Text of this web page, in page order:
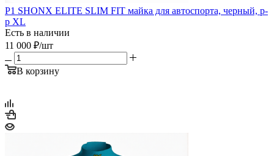
P1 SHONX ELITE SLIM FIT майка для автоспорта, черный, р-
р XL
Есть в наличии
11 000 ₽/шт
В корзину